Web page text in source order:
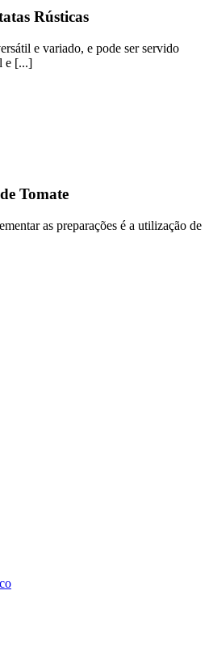
Rústicas
e variado, e pode ser servido
e [...]
Tomate
as preparações é a utilização de